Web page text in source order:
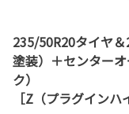
235/50R20タイヤ
塗装）＋センター
ク）
［Z（プラグイン